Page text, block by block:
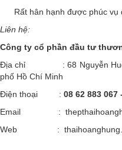
Rất hân hạnh được phúc vụ
Liên hệ:
Công ty cổ phần đầu tư
Địa chỉ : 68 Nguyễn Huệ -
phố Hồ Chí Minh
Điện thoại : 08 62 883 067
Email :
Web :